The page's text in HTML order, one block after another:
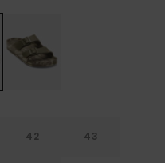
42 43